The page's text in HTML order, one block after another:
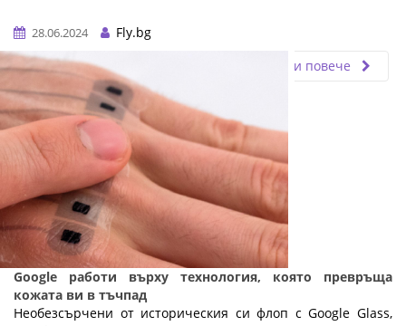
28.06.2024
Fly.bg
Прочети повече
Google работи върху технология, която превръща
кожата ви в тъчпад
Необезсърчени от историческия си флоп с Google Glass,